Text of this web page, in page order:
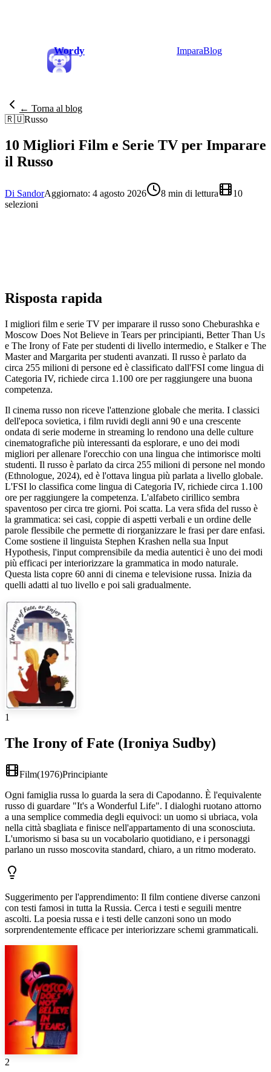
Wordy ImparaBlog
← Torna al blog
🇷🇺Russo
10 Migliori Film e Serie TV per Imparare
il Russo
Di SandorAggiornato: 4 agosto 2026 8 min di lettura
10
selezioni
Risposta rapida
I migliori film e serie TV per imparare il russo sono Cheburashka e
Moscow Does Not Believe in Tears per principianti, Better Than Us
e The Irony of Fate per studenti di livello intermedio, e Stalker e The
Master and Margarita per studenti avanzati. Il russo è parlato da
circa 255 milioni di persone ed è classificato dall'FSI come lingua di
Categoria IV, richiede circa 1.100 ore per raggiungere una buona
competenza.
Il cinema russo non riceve l'attenzione globale che merita. I classici
dell'epoca sovietica, i film ruvidi degli anni 90 e una crescente
ondata di serie moderne in streaming lo rendono una delle culture
cinematografiche più interessanti da esplorare, e uno dei modi
migliori per allenare l'orecchio con una lingua che intimorisce molti
studenti. Il russo è parlato da circa 255 milioni di persone nel mondo
(Ethnologue, 2024), ed è l'ottava lingua più parlata a livello globale.
L'FSI lo classifica come lingua di Categoria IV, richiede circa 1.100
ore per raggiungere la competenza. L'alfabeto cirillico sembra
spaventoso per circa tre giorni. Poi scatta. La vera sfida del russo è
la grammatica: sei casi, coppie di aspetti verbali e un ordine delle
parole flessibile che permette di riorganizzare le frasi per dare enfasi.
Come sostiene il linguista Stephen Krashen nella sua Input
Hypothesis, l'input comprensibile da media autentici è uno dei modi
più efficaci per interiorizzare la grammatica in modo naturale.
Questa lista copre 60 anni di cinema e televisione russa. Inizia da
quelli adatti al tuo livello e poi sali gradualmente.
1
The Irony of Fate (Ironiya Sudby)
Film(1976)Principiante
Ogni famiglia russa lo guarda la sera di Capodanno. È l'equivalente
russo di guardare "It's a Wonderful Life". I dialoghi ruotano attorno
a una semplice commedia degli equivoci: un uomo si ubriaca, vola
nella città sbagliata e finisce nell'appartamento di una sconosciuta.
L'umorismo si basa su un vocabolario quotidiano, e i personaggi
parlano un russo moscovita standard, chiaro, a un ritmo moderato.
Suggerimento per l'apprendimento: Il film contiene diverse canzoni
con testi famosi in tutta la Russia. Cerca i testi e seguili mentre
ascolti. La poesia russa e i testi delle canzoni sono un modo
sorprendentemente efficace per interiorizzare schemi grammaticali.
2